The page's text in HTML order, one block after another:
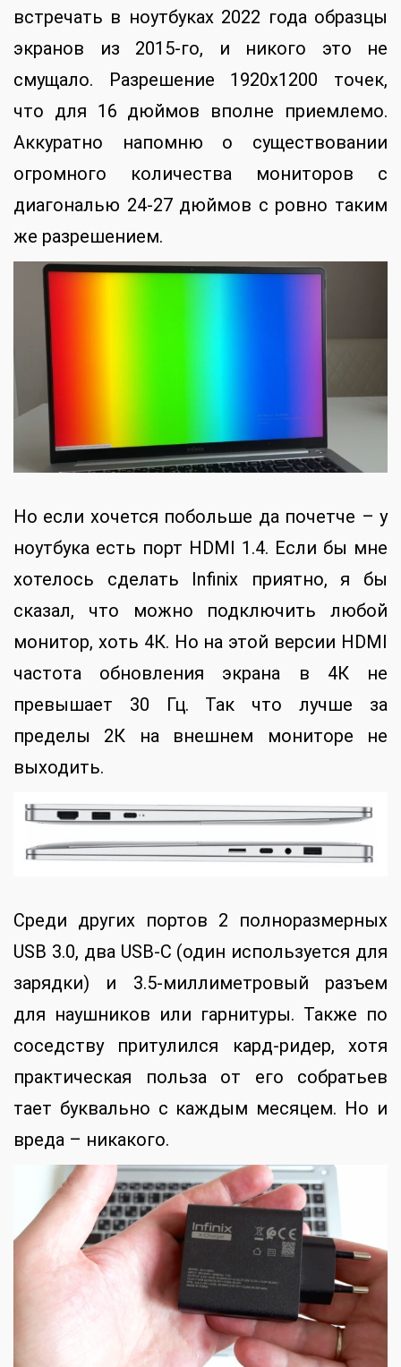
встречать в ноутбуках 2022 года образцы
экранов из 2015-го, и никого это не
смущало. Разрешение 1920х1200 точек,
что для 16 дюймов вполне приемлемо.
Аккуратно напомню о существовании
огромного количества мониторов с
диагональю 24-27 дюймов с ровно таким
же разрешением.
Но если хочется побольше да почетче – у
ноутбука есть порт HDMI 1.4. Если бы мне
хотелось сделать Infinix приятно, я бы
сказал, что можно подключить любой
монитор, хоть 4К. Но на этой версии HDMI
частота обновления экрана в 4К не
превышает 30 Гц. Так что лучше за
пределы 2К на внешнем мониторе не
выходить.
Среди других портов 2 полноразмерных
USB 3.0, два USB-C (один используется для
зарядки) и 3.5-миллиметровый разъем
для наушников или гарнитуры. Также по
соседству притулился кард-ридер, хотя
практическая польза от его собратьев
тает буквально с каждым месяцем. Но и
вреда – никакого.